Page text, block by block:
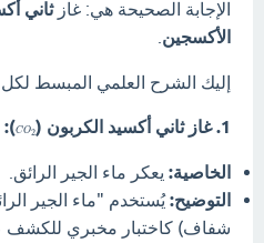
الإجابة الصحيحة هي: غازثاني
الأكسجين
إليك الشرح العلمي المبسط لكل
1. غاز ثاني أكسيد الكربون ( CO
):
الخاصية: يعكر ماء الجير الرائق.
التوضيح:يُستخدم "ماء الجير
شفاف) كاختبار مخبري للكشف